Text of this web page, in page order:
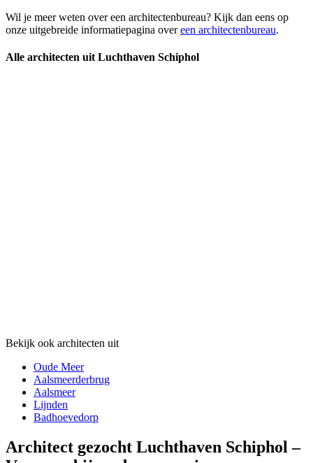
Wil je meer weten over een architectenbureau? Kijk dan eens op
onze uitgebreide informatiepagina overeen architectenbureau.
Alle architecten uit Luchthaven Schiphol
Bekijk ook architecten uit
Oude Meer
Aalsmeerderbrug
Aalsmeer
Lijnden
Badhoevedorp
Architect gezocht Luchthaven Schiphol –